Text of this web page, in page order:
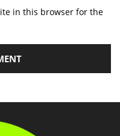
in this browser for the